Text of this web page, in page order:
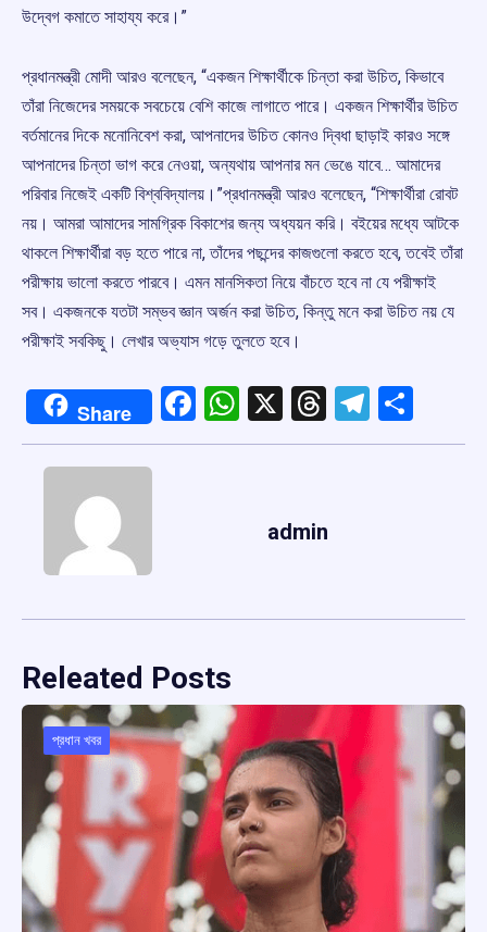
উদ্বেগ কমাতে সাহায্য করে।”
প্রধানমন্ত্রী মোদী আরও বলেছেন, “একজন শিক্ষার্থীকে চিন্তা করা উচিত, কিভাবে
তাঁরা নিজেদের সময়কে সবচেয়ে বেশি কাজে লাগাতে পারে। একজন শিক্ষার্থীর উচিত
বর্তমানের দিকে মনোনিবেশ করা, আপনাদের উচিত কোনও দ্বিধা ছাড়াই কারও সঙ্গে
আপনাদের চিন্তা ভাগ করে নেওয়া, অন্যথায় আপনার মন ‍ভেঙে যাবে… আমাদের
পরিবার নিজেই একটি বিশ্ববিদ্যালয়।”প্রধানমন্ত্রী আরও বলেছেন, “শিক্ষার্থীরা রোবট
নয়। আমরা আমাদের সামগ্রিক বিকাশের জন্য অধ্যয়ন করি। বইয়ের মধ্যে আটকে
থাকলে শিক্ষার্থীরা বড় হতে পারে না, তাঁদের পছন্দের কাজগুলো করতে হবে, তবেই তাঁরা
পরীক্ষায় ভালো করতে পারবে। এমন মানসিকতা নিয়ে বাঁচতে হবে না যে পরীক্ষাই
সব। একজনকে যতটা সম্ভব জ্ঞান অর্জন করা উচিত, কিন্তু মনে করা উচিত নয় যে
পরীক্ষাই সবকিছু। লেখার অভ্যাস গড়ে তুলতে হবে।
Share Facebook
WhatsApp
X Threads
admin
Releated Posts
প্রধান খবর